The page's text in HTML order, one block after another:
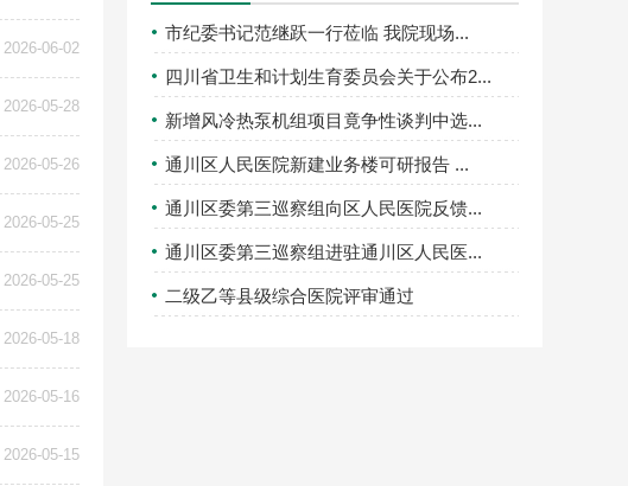
2026-06-02
2026-05-28
2026-05-26
2026-05-25
2026-05-25
2026-05-18
2026-05-16
2026-05-15
市纪委书记范继跃一行莅临 我院现场...
四川省卫生和计划生育委员会关于公布2...
新增风冷热泵机组项目竟争性谈判中选...
通川区人民医院新建业务楼可研报告 ...
通川区委第三巡察组向区人民医院反馈...
通川区委第三巡察组进驻通川区人民医...
二级乙等县级综合医院评审通过